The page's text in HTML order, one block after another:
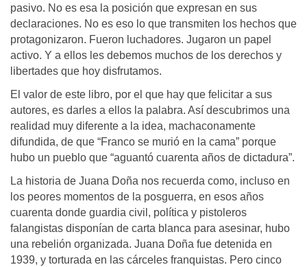
pasivo. No es esa la posición que expresan en sus
declaraciones. No es eso lo que transmiten los hechos que
protagonizaron. Fueron luchadores. Jugaron un papel
activo. Y a ellos les debemos muchos de los derechos y
libertades que hoy disfrutamos.
El valor de este libro, por el que hay que felicitar a sus
autores, es darles a ellos la palabra. Así descubrimos una
realidad muy diferente a la idea, machaconamente
difundida, de que “Franco se murió en la cama” porque
hubo un pueblo que “aguantó cuarenta años de dictadura”.
La historia de Juana Doña nos recuerda como, incluso en
los peores momentos de la posguerra, en esos años
cuarenta donde guardia civil, política y pistoleros
falangistas disponían de carta blanca para asesinar, hubo
una rebelión organizada. Juana Doña fue detenida en
1939, y torturada en las cárceles franquistas. Pero cinco